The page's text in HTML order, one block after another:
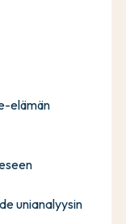
elämän
unianalyysin